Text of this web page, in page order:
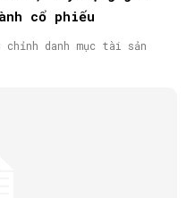
cổ phiếu
danh mục tài sản